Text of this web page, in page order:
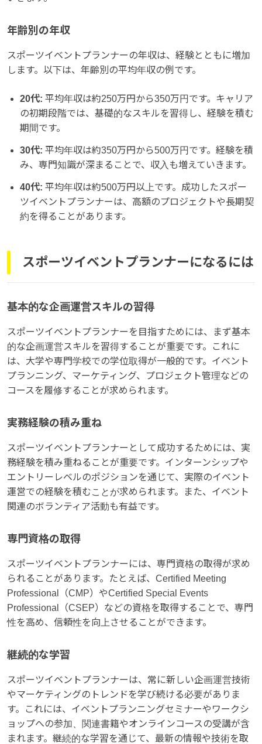
年齢別の年収
スポーツイベントプランナーの年収は、経験とともに増加
します。以下は、年齢別の平均年収の例です。
20代: 平均年収は約250万円から350万円です。キャリア
の初期段階では、基礎的なスキルを習得し、経験を積む
期間です。
30代: 平均年収は約350万円から500万円です。経験を積
み、専門知識が深まることで、収入も増えていきます。
40代: 平均年収は約500万円以上です。成功したスポー
ツイベントプランナーは、高額のプロジェクトや長期契
約を得ることがあります。
スポーツイベントプランナーになるには
基本的な企画運営スキルの習得
スポーツイベントプランナーを目指すためには、まず基本
的な企画運営スキルを習得することが重要です。これに
は、大学や専門学校での学位取得が一般的です。イベント
プランニング、マーケティング、プロジェクト管理などの
コースを履修することが求められます。
実務経験の積み重ね
スポーツイベントプランナーとして成功するためには、実
務経験を積み重ねることが重要です。インターンシップや
エントリーレベルのポジションを通じて、実際のイベント
運営での経験を積むことが求められます。また、イベント
関連のボランティア活動も有益です。
専門資格の取得
スポーツイベントプランナーには、専門資格の取得が求め
られることがあります。たとえば、Certified Meeting
Professional（CMP）やCertified Special Events
Professional（CSEP）などの資格を取得することで、専門
性を高め、信頼性を向上させることができます。
継続的な学習
スポーツイベントプランナーは、常に新しい企画運営技術
やマーケティングのトレンドを学び続ける必要がありま
す。これには、イベントプランニングセミナーやワークシ
ョップへの参加、関連書籍やオンラインコースの受講が含
まれます。継続的な学習を通じて、最新の情報や技術を取